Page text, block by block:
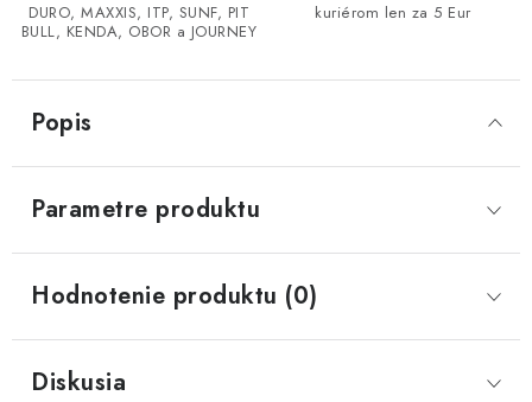
CF MOTO CFORCE X850/X1000
LINHAI 400/500/M550/650
TGB BLADE 600/1000 LT LTX
SEGWAY SNARLER AT6 AT5
Všeobecné obchodné podmienky
DURO, MAXXIS, ITP, SUNF, PIT
BULL, KENDA, OBOR a JOURNEY
kuriérom len za 5 Eur
Popis
Parametre produktu
Hodnotenie produktu (0)
Diskusia